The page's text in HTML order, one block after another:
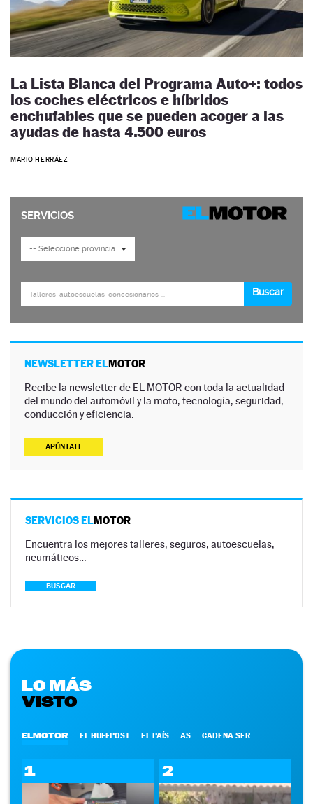
La Lista Blanca del Programa Auto+: todos
los coches eléctricos e híbridos
enchufables que se pueden acoger a las
ayudas de hasta 4.500 euros
MARIO HERRÁEZ
NEWSLETTER ELMOTOR
Recibe la newsletter de EL MOTOR con toda la actualidad
del mundo del automóvil y la moto, tecnología, seguridad,
conducción y eficiencia.
APÚNTATE
SERVICIOS ELMOTOR
Encuentra los mejores talleres, seguros, autoescuelas,
neumáticos…
BUSCAR
LO MÁS
VISTO
ELMOTOR EL HUFFPOST EL PAÍS AS CADENA SER
1 2